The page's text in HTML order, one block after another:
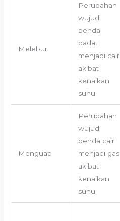
Melebur
Perubahan
wujud
benda
padat
menjadi cair
akibat
kenaikan
suhu.
Menguap
Perubahan
wujud
benda cair
menjadi gas
akibat
kenaikan
suhu.